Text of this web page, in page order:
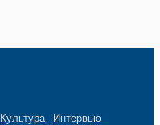
Культура Интервью